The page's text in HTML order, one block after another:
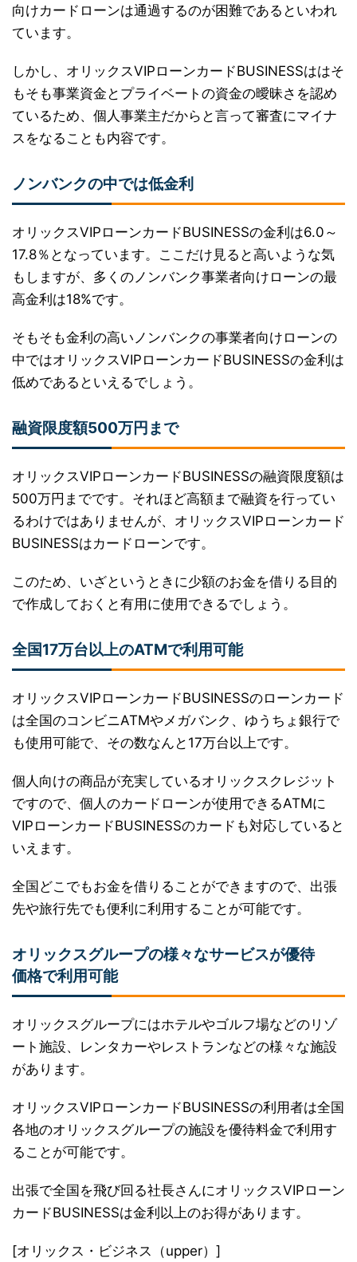
向けカードローンは通過するのが困難であるといわれ
ています。
しかし、オリックスVIPローンカードBUSINESSははそ
もそも事業資金とプライベートの資金の曖昧さを認め
ているため、個人事業主だからと言って審査にマイナ
スをなることも内容です。
ノンバンクの中では低金利
オリックスVIPローンカードBUSINESSの金利は6.0～
17.8％となっています。ここだけ見ると高いような気
もしますが、多くのノンバンク事業者向けローンの最
高金利は18%です。
そもそも金利の高いノンバンクの事業者向けローンの
中ではオリックスVIPローンカードBUSINESSの金利は
低めであるといえるでしょう。
融資限度額500万円まで
オリックスVIPローンカードBUSINESSの融資限度額は
500万円までです。それほど高額まで融資を行ってい
るわけではありませんが、オリックスVIPローンカード
BUSINESSはカードローンです。
このため、いざというときに少額のお金を借りる目的
で作成しておくと有用に使用できるでしょう。
全国17万台以上のATMで利用可能
オリックスVIPローンカードBUSINESSのローンカード
は全国のコンビニATMやメガバンク、ゆうちょ銀行で
も使用可能で、その数なんと17万台以上です。
個人向けの商品が充実しているオリックスクレジット
ですので、個人のカードローンが使用できるATMに
VIPローンカードBUSINESSのカードも対応していると
いえます。
全国どこでもお金を借りることができますので、出張
先や旅行先でも便利に利用することが可能です。
オリックスグループの様々なサービスが優待
価格で利用可能
オリックスグループにはホテルやゴルフ場などのリゾ
ート施設、レンタカーやレストランなどの様々な施設
があります。
オリックスVIPローンカードBUSINESSの利用者は全国
各地のオリックスグループの施設を優待料金で利用す
ることが可能です。
出張で全国を飛び回る社長さんにオリックスVIPローン
カードBUSINESSは金利以上のお得があります。
[オリックス・ビジネス（upper）]